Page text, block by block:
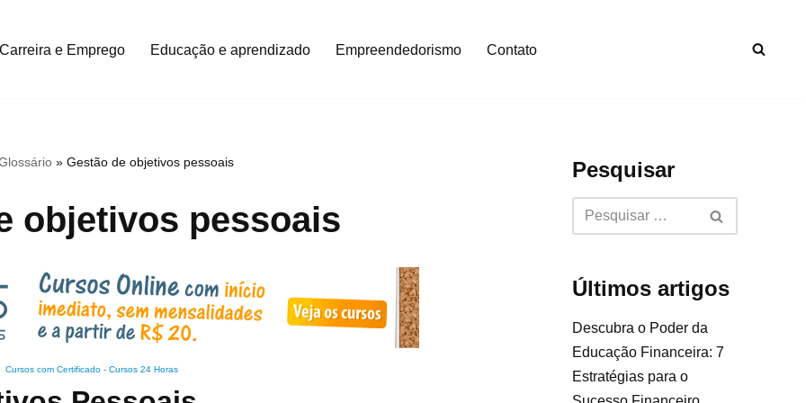
Carreira e Emprego Educação e aprendizado Empreendedorismo Contato
» Gestão de objetivos pessoais
objetivos pessoais
Cursos com Certificado- Cursos 24 Horas
Pesquisar
Últimos artigos
Descubra o Poder da
Educação Financeira: 7
Estratégias para o